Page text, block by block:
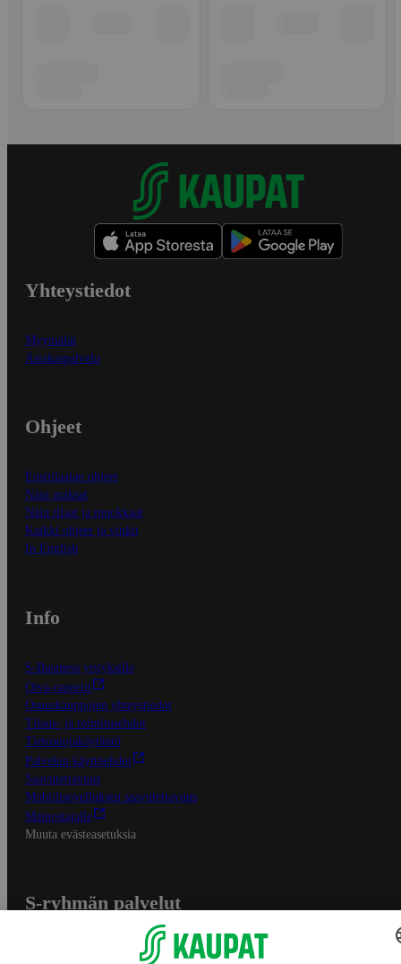
Yhteystiedot
Myymälät
Asiakaspalvelu
Ohjeet
Ensitilaajan ohjeet
Näin maksat
Näin tilaat ja muokkaat
Kaikki ohjeet ja vinkit
In English
Info
S-Business yrityksille
Oiva-raportit
Osuuskauppojen yhteystiedot
Tilaus- ja toimitusehdot
Tietosuojakäytäntö
Palvelun käyttöehdot
Saavutettavuus
Mobiilisovelluksen saavutettavuus
Mainostajalle
Muuta evästeasetuksia
S-ryhmän palvelut